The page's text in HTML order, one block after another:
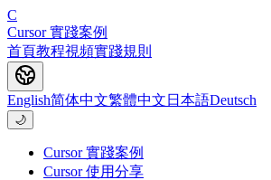
C
Cursor 實踐案例
首頁教程視頻實踐規則
English简体中文繁體中文 日本語Deutsch
🌙
Cursor 實踐案例
Cursor 使用分享